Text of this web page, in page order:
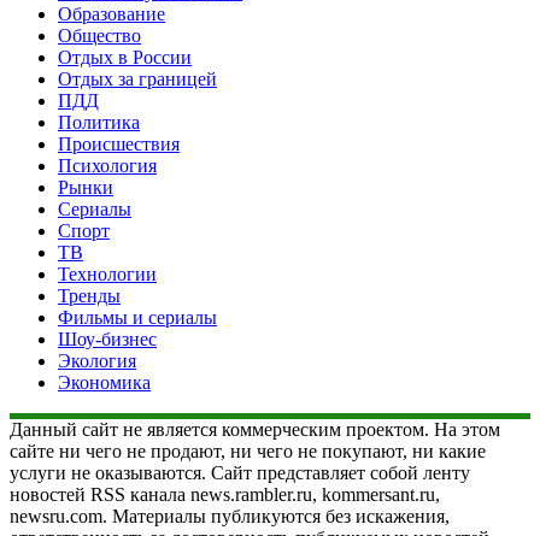
Образование
Общество
Отдых в России
Отдых за границей
ПДД
Политика
Происшествия
Психология
Рынки
Сериалы
Спорт
ТВ
Технологии
Тренды
Фильмы и сериалы
Шоу-бизнес
Экология
Экономика
Данный сайт не является коммерческим проектом. На этом
сайте ни чего не продают, ни чего не покупают, ни какие
услуги не оказываются. Сайт представляет собой ленту
новостей RSS канала news.rambler.ru, kommersant.ru,
newsru.com. Материалы публикуются без искажения,